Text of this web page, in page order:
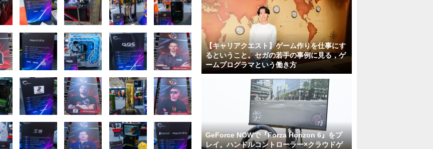
【キャリアクエスト】ゲーム作りを仕事にす
るということ。セガの若手の事例に見る，ゲ
ームプログラマという働き方
GeForce NOWで『Forza Horizon 6』をプ
レイ。ハンドルコントローラー×クラウドゲ